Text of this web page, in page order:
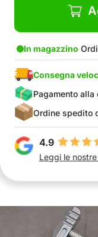
In magazzino
Consegna
Pagamento alla
Ordine spedito
4.9
Leggi le